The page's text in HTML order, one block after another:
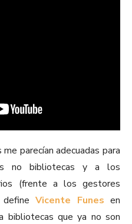
parecían adecuadas para
no bibliotecas y a los
(frente a los gestores
defineVicente Funes en
bibliotecas que ya no son